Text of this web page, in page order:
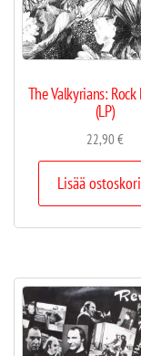
The Valkyrians:
(LP)
22,90€
Lisää